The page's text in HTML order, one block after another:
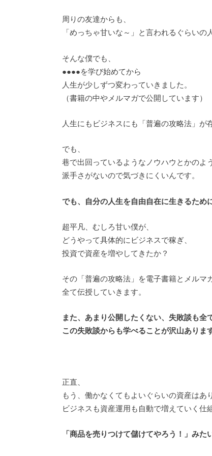
周りの友達からも、
「めっちゃ甘いな～」と言われるぐらいの
そんな僕でも、
●●●●を学び始めてから
人生が少しずつ変わっていきました。
（書籍の中やメルマガで公開しています）
人生にもビジネスにも「普遍の攻略法」が
でも、
巷で出回っているようなノウハウとかのよ
派手さがないので気づきにくいんです。
でも、自分の人生を自由自在に生きるため
超平凡、むしろ甘い僕が、
どうやって具体的にビジネスで稼ぎ、
投資で資産を増やしてきたか？
その「普遍の攻略法」を電子書籍とメルマ
全て伝授していきます。
また、あまり公開したくない、失敗談も全
この失敗談からも学べることが沢山あります
正直、
もう、働かなくてもよいぐらいの資産はあ
ビジネスも資産運用も自動で増えていく仕
「商品を売りつけて儲けてやろう！」みた